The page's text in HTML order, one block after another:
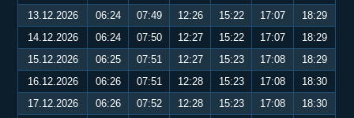
13.12.2026
06:24 07:49 12:26 15:22 17:07
18:29
14.12.2026
06:24 07:50 12:27 15:22 17:07
18:29
15.12.2026
06:25 07:51 12:27 15:23 17:08
18:29
16.12.2026
06:26 07:51 12:28 15:23 17:08
18:30
17.12.2026
06:26 07:52 12:28 15:23 17:08
18:30